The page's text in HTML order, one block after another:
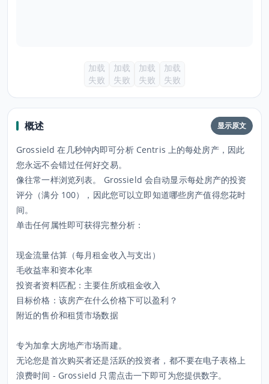
加载
失败
加载
失败
加载
失败
加载
失败
概述 显示原文
Grossield 在几秒钟内即可分析 Centris 上的每处房产，因此
您永远不会错过任何好交易。
像往常一样浏览列表。 Grossield 会自动显示每处房产的投资
评分（满分 100），因此您可以立即知道哪些房产值得您花时
间。
单击任何属性即可获得完整分析：
现金流量估算（每月租金收入与支出）
毛收益率和资本化率
投资者资料匹配：主要住所或租金收入
目标价格：该房产在什么价格下可以盈利？
附近的售价和租赁市场数据
专为加拿大房地产市场而建。
无论您是首次购买者还是活跃的投资者，都不要在电子表格上
浪费时间 - Grossield 只需点击一下即可为您提供数字。